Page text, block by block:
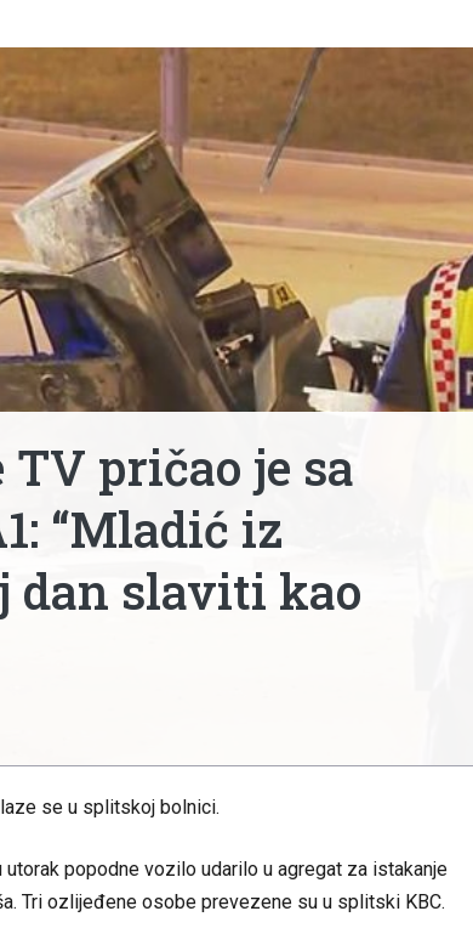
pričao je sa
“Mladić iz
dan slaviti kao
se u splitskoj bolnici.
popodne vozilo udarilo u agregat za istakanje
Tri ozlijeđene osobe prevezene su u splitski KBC.